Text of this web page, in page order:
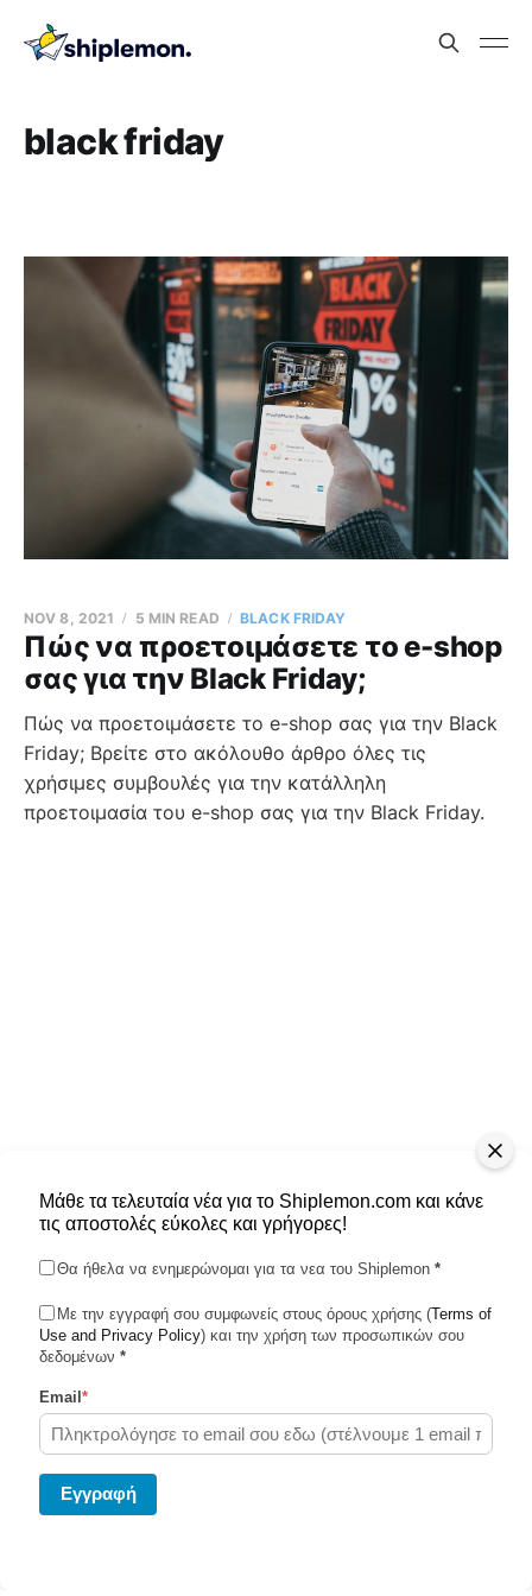
black friday
Πώς να προετοιμάσετε το e-shop
σας για την Black Friday;
NOV 8, 2021 5 MIN READ BLACK FRIDAY
Πώς να προετοιμάσετε το e-shop σας για την Black
Friday; Βρείτε στο ακόλουθο άρθρο όλες τις
χρήσιμες συμβουλές για την κατάλληλη
προετοιμασία του e-shop σας για την Black Friday.
Shiplemon © 2026
Powered by Ghost
Μάθε τα τελευταία νέα για το Shiplemon.com και κάνε
τις αποστολές εύκολες και γρήγορες!
Θα ήθελα να ενημερώνομαι για τα νεα του Shiplemon *
Με την εγγραφή σου συμφωνείς στους όρους χρήσης (Terms of
Use and Privacy Policy) και την χρήση των προσωπικών σου
δεδομένων *
Email *
Eγγραφή